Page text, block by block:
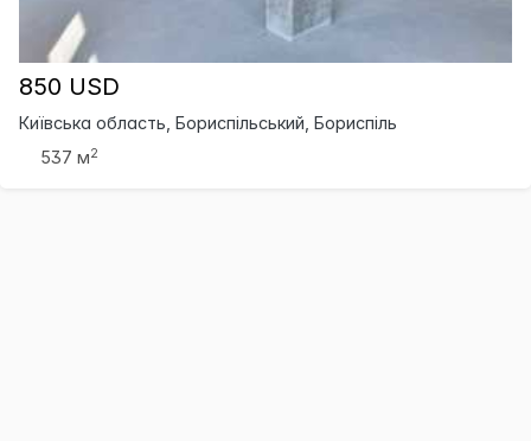
850 USD
Київська область, Бориспільський, Бориспіль
537 м2